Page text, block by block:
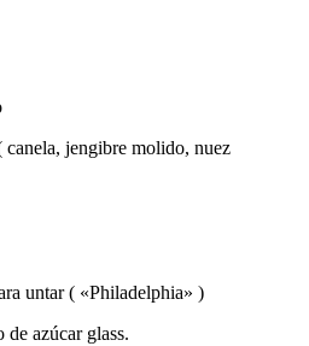
canela, jengibre molido, nuez
untar ( «Philadelphia» )
de azúcar glass.